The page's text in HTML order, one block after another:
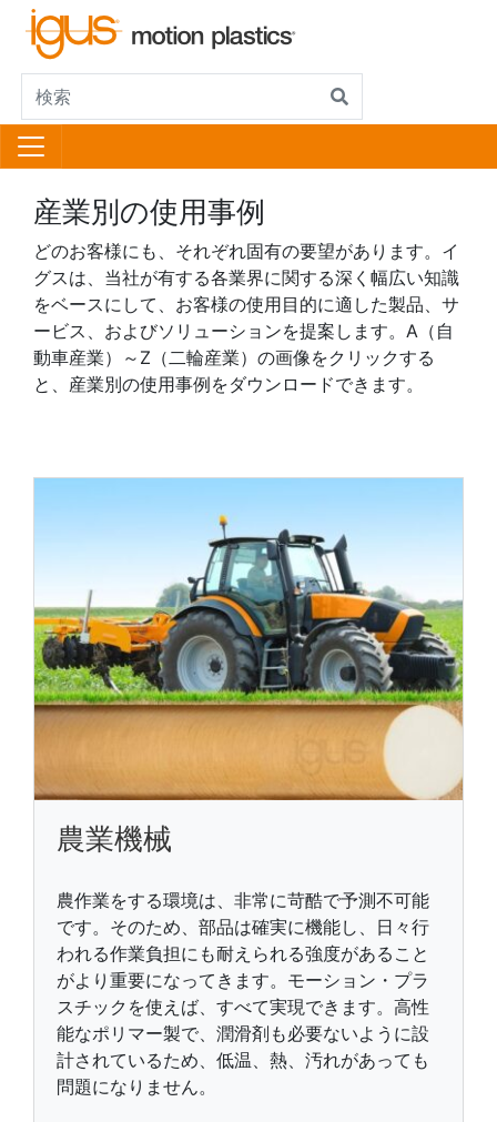
産業別の使用事例
どのお客様にも、それぞれ固有の要望があります。イ
グスは、当社が有する各業界に関する深く幅広い知識
をベースにして、お客様の使用目的に適した製品、サ
ービス、およびソリューションを提案します。A（自
動車産業）～Z（二輪産業）の画像をクリックする
と、産業別の使用事例をダウンロードできます。
農業機械
農作業をする環境は、非常に苛酷で予測不可能
です。そのため、部品は確実に機能し、日々行
われる作業負担にも耐えられる強度があること
がより重要になってきます。モーション・プラ
スチックを使えば、すべて実現できます。高性
能なポリマー製で、潤滑剤も必要ないように設
計されているため、低温、熱、汚れがあっても
問題になりません。